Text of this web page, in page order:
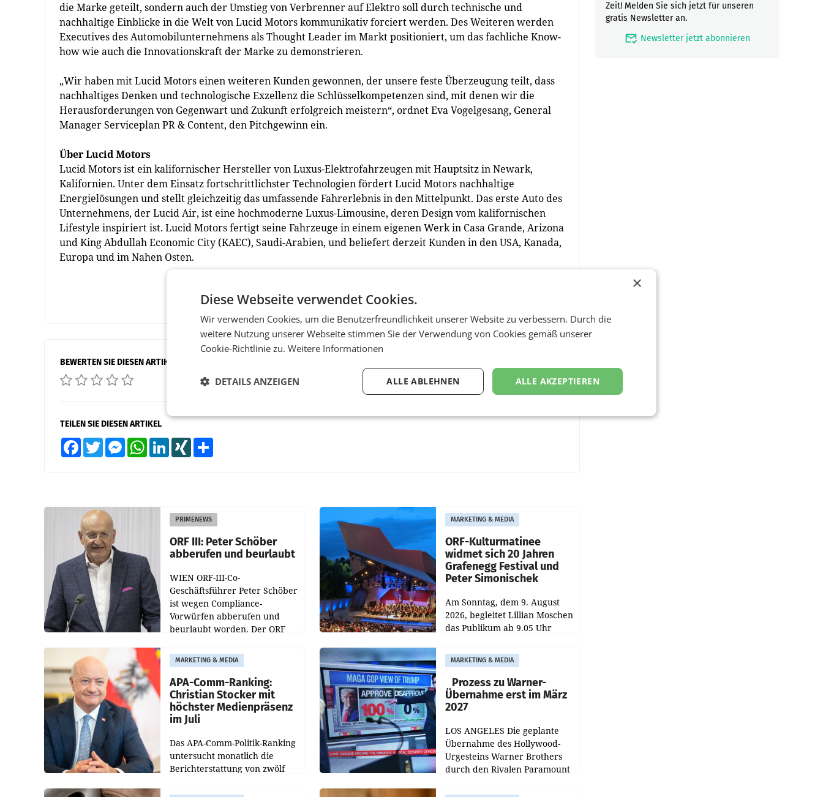
die Marke geteilt, sondern auch der Umstieg von Verbrenner auf Elektro soll durch technische und
nachhaltige Einblicke in die Welt von Lucid Motors kommunikativ forciert werden. Des Weiteren werden
Executives des Automobilunternehmens als Thought Leader im Markt positioniert, um das fachliche Know-
how wie auch die Innovationskraft der Marke zu demonstrieren.
„Wir haben mit Lucid Motors einen weiteren Kunden gewonnen, der unsere feste Überzeugung teilt, dass
nachhaltiges Denken und technologische Exzellenz die Schlüsselkompetenzen sind, mit denen wir die
Herausforderungen von Gegenwart und Zukunft erfolgreich meistern“, ordnet Eva Vogelgesang, General
Manager Serviceplan PR & Content, den Pitchgewinn ein.
Über Lucid Motors
Lucid Motors ist ein kalifornischer Hersteller von Luxus-Elektrofahrzeugen mit Hauptsitz in Newark,
Kalifornien. Unter dem Einsatz fortschrittlichster Technologien fördert Lucid Motors nachhaltige
Energielösungen und stellt gleichzeitig das umfassende Fahrerlebnis in den Mittelpunkt. Das erste Auto des
Unternehmens, der Lucid Air, ist eine hochmoderne Luxus-Limousine, deren Design vom kalifornischen
Lifestyle inspiriert ist. Lucid Motors fertigt seine Fahrzeuge in einem eigenen Werk in Casa Grande, Arizona
und King Abdullah Economic City (KAEC), Saudi-Arabien, und beliefert derzeit Kunden in den USA, Kanada,
Europa und im Nahen Osten.
BEWERTEN SIE DIESEN ARTIKEL
TEILEN SIE DIESEN ARTIKEL
FacebookTwitter MessengerWhatsAppLinkedInXING
PRIMENEWS
ORF III: Peter Schöber
abberufen und beurlaubt
WIEN ORF-III-Co-
Geschäftsführer Peter Schöber
ist wegen Compliance-
Vorwürfen abberufen und
beurlaubt worden. Der ORF
entsprechende
Medienberichte.
MARKETING & MEDIA
ORF-Kulturmatinee
widmet sich 20 Jahren
Grafenegg Festival und
Peter Simonischek
Am Sonntag, dem 9. August
2026, begleitet Lillian Moschen
das Publikum ab 9.05 Uhr
„Kulturmatinee“. Die Sendung
startet mit der Dokumentation
„20 Jahre Grafenegg
MARKETING & MEDIA
APA-Comm-Ranking:
Christian Stocker mit
höchster Medienpräsenz
im Juli
Das APA-Comm-Politik-Ranking
untersucht monatlich die
Berichterstattung von zwölf
Tageszeitungen und analysiert,
MARKETING & MEDIA
Prozess zu Warner-
Übernahme erst im März
2027
LOS ANGELES Die geplante
Übernahme des Hollywood-
Urgesteins Warner Brothers
durch den Rivalen Paramount
Zeit! Melden Sie sich jetzt für unseren
gratis Newsletter an.
mark_email_read Newsletter jetzt abonnieren
×
Diese Webseite verwendet Cookies.
Wir verwenden Cookies, um die Benutzerfreundlichkeit unserer Website zu verbessern. Durch die
weitere Nutzung unserer Webseite stimmen Sie der Verwendung von Cookies gemäß unserer
Cookie-Richtlinie zu. Weitere Informationen
ALLE AKZEPTIEREN
ALLE ABLEHNEN
DETAILS ANZEIGEN